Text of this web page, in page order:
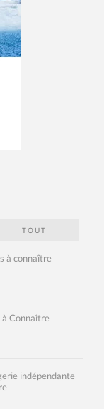
TOUT
à connaître
Connaître
indépendante